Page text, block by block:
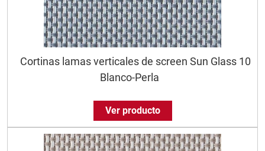
Cortinas lamas verticales de screen Sun Glass 10
Blanco-Perla
Ver producto